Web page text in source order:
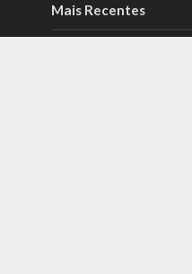
Mais Recentes